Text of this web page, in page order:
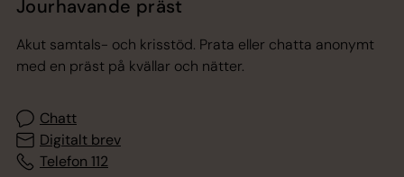
Jourhavande präst
Akut samtals- och krisstöd. Prata eller chatta anonymt
med en präst på kvällar och nätter.
Chatt
Digitalt brev
Telefon 112